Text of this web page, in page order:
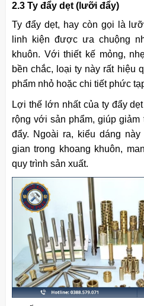
2.3 Ty đẩy dẹt (lưỡi đẩy)
Ty đẩy dẹt, hay còn gọi là
linh kiện được ưa chuộng
khuôn. Với thiết kế mỏng,
bền chắc, loại ty này rất hiệu
phẩm nhỏ hoặc chi tiết phức
Lợi thế lớn nhất của ty đẩy
rộng với sản phẩm, giúp giảm
đẩy. Ngoài ra, kiểu dáng
gian trong khoang khuôn,
quy trình sản xuất.